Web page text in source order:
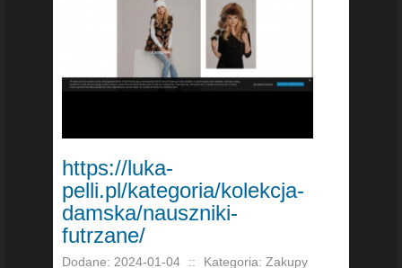
https://luka-
pelli.pl/kategoria/kolekcja-
damska/nauszniki-
futrzane/
Dodane: 2024-01-04 ::
Kategoria: Zakupy